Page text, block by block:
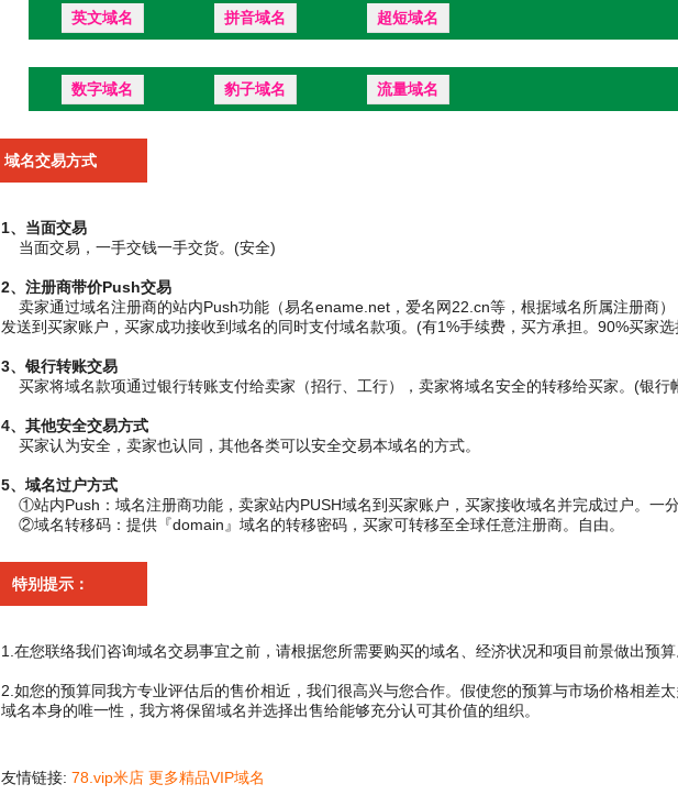
英文域名 拼音域名 超短域名
数字域名 豹子域名 流量域名
域名交易方式
1、当面交易
当面交易，一手交钱一手交货。(安全)
2、注册商带价Push交易
卖家通过域名注册商的站内Push功能（易名ename.net，爱名网22.cn等，根据域名所属注册商
发送到买家账户，买家成功接收到域名的同时支付域名款项。(有1%手续费，买方承担。90%买家选
3、银行转账交易
买家将域名款项通过银行转账支付给卖家（招行、工行），卖家将域名安全的转移给买家。(银行
4、其他安全交易方式
买家认为安全，卖家也认同，其他各类可以安全交易本域名的方式。
5、域名过户方式
①站内Push：域名注册商功能，卖家站内PUSH域名到买家账户，买家接收域名并完成过户。一分
②域名转移码：提供『domain』域名的转移密码，买家可转移至全球任意注册商。自由。
特别提示：
1.在您联络我们咨询域名交易事宜之前，请根据您所需要购买的域名、经济状况和项目前景做出预算
2.如您的预算同我方专业评估后的售价相近，我们很高兴与您合作。假使您的预算与市场价格相差
域名本身的唯一性，我方将保留域名并选择出售给能够充分认可其价值的组织。
友情链接: 78.vip米店 更多精品VIP域名